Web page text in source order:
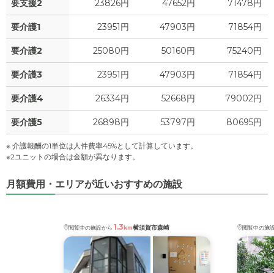
要支援2 23826円 47652円 71478円
要介護1 23951円 47903円 71854円
要介護2 25080円 50160円 75240円
要介護3 23951円 47903円 71854円
要介護4 26334円 52668円 79002円
要介護5 26898円 53797円 80695円
※ 介護報酬の1単位は人件費率45%として計算しています。
※2ユニットの場合は金額が異なります。
月額費用・エリアが近いおすすめの施設
閲覧中の施設から 1.3km横須賀市森崎 閲覧中の施